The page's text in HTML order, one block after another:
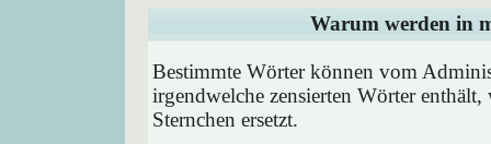
Warum werden in
Bestimmte Wörter können vom
irgendwelche zensierten Wörter
Sternchen ersetzt.